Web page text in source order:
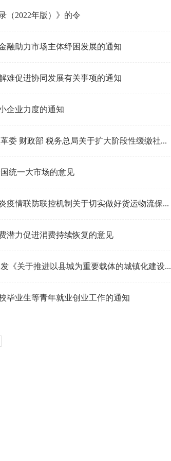
（2022年版）》的令
融助力市场主体纾困发展的通知
难促进协同发展有关事项的通知
企业力度的通知
委 财政部 税务总局关于扩大阶段性缓缴社...
统一大市场的意见
疫情联防联控机制关于切实做好货运物流保...
潜力促进消费持续恢复的意见
《关于推进以县城为重要载体的城镇化建设...
毕业生等青年就业创业工作的通知